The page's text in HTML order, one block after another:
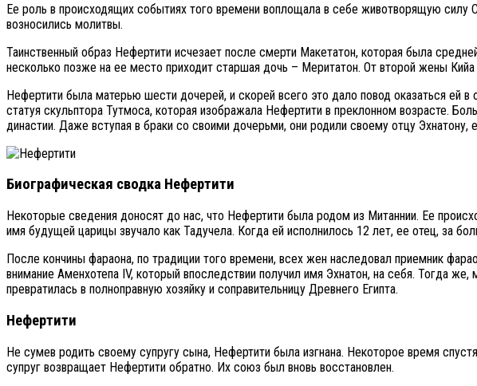
Ее роль в происходящих событиях того времени воплощала в себе животворящую
возносились молитвы.
Таинственный образ Нефертити исчезает после смерти Макетатон, которая была
несколько позже на ее место приходит старшая дочь – Меритатон. От второй жены
Нефертити была матерью шести дочерей, и скорей всего это дало повод оказаться ей
статуя скульптора Тутмоса, которая изображала Нефертити в преклонном возрасте.
династии. Даже вступая в браки со своими дочерьми, они родили своему отцу Эхнатону,
Биографическая сводка Нефертити
Некоторые сведения доносят до нас, что Нефертити была родом из Митаннии. Ее
имя будущей царицы звучало как Тадучела. Когда ей исполнилось 12 лет, ее отец, за
После кончины фараона, по традиции того времени, всех жен наследовал приемник
внимание Аменхотепа IV, который впоследствии получил имя Эхнатон, на себя. Тогда
превратилась в полноправную хозяйку и соправительницу Древнего Египта.
Нефертити
Не сумев родить своему супругу сына, Нефертити была изгнана. Некоторое время
супруг возвращает Нефертити обратно. Их союз был вновь восстановлен.